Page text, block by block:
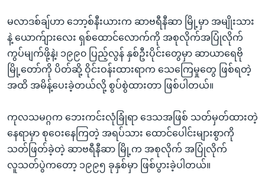
မလာဒစ်ချ်ဟာ ဘော့စ်နီးယားက ဆာဗရီနီဆာ မြို့မှာ အမျိုးသား
နဲ့ ယောက်ျားလေး ရှစ်ထောင်လောက်ကို အစုလိုက်အပြုံလိုက်
ကွပ်မျက်ဖို့နဲ့၊ ၁၉၉၀ ပြည့်လွန် နှစ်ဦးပိုင်းတွေမှာ ဆာယာရေဗို
မြို့တော်ကို ပိတ်ဆို့ ဝိုင်းဝန်းထားရာက သေကြေမှုတွေ ဖြစ်ရတဲ့
အထိ အမိန့်ပေးခဲ့တယ်လို့ စွပ်စွဲထားတာ ဖြစ်ပါတယ်။
ကုလသမဂ္ဂက ဘေးကင်းလုံခြုံရာ ဒေသအဖြစ် သတ်မှတ်ထားတဲ့
နေရာမှာ စုဝေးနေကြတဲ့ အရပ်သား ထောင်ပေါင်းများစွာကို
သတ်ဖြတ်ခဲ့တဲ့ ဆာဗရီနီဆာ မြို့က အစုလိုက် အပြုံလိုက်
လူသတ်ပွဲကတော့ ၁၉၉၅ ခုနှစ်မှာ ဖြစ်ပွားခဲ့ပါတယ်။